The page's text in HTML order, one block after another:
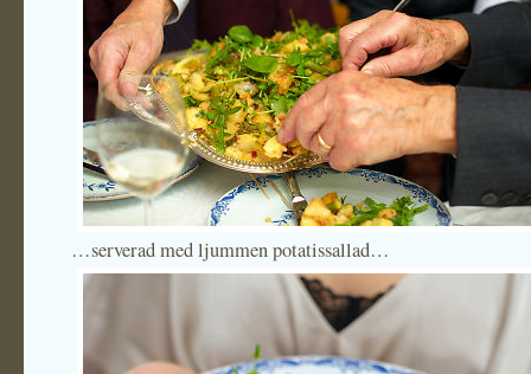
…serverad med ljummen potatissallad…